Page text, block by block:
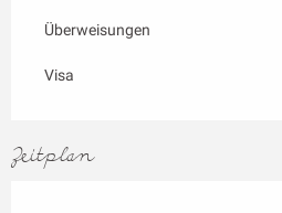
Überweisungen
Visa
Zeitplan